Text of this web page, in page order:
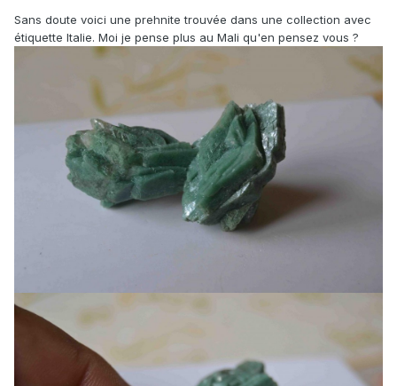
Sans doute voici une prehnite trouvée dans une collection avec
étiquette Italie. Moi je pense plus au Mali qu'en pensez vous ?